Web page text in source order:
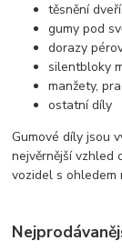
těsnění
gumy pod
dorazy
silentbloky
manžety,
ostatní díly
Gumové díly jsou
nejvěrnější vzhled
vozidel s ohledem